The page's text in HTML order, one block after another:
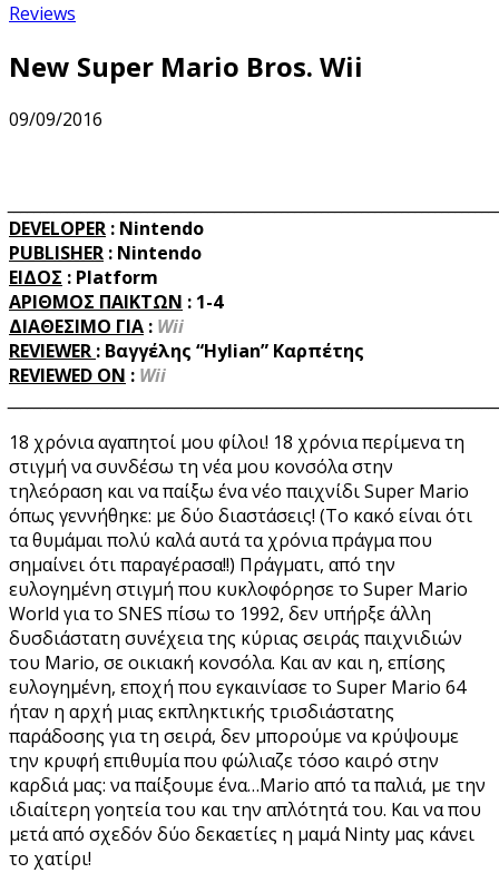
Reviews
New Super Mario Bros. Wii
09/09/2016
DEVELOPER : Nintendo
PUBLISHER : Nintendo
ΕΙΔΟΣ : Platform
ΑΡΙΘΜΟΣ ΠΑΙΚΤΩΝ : 1-4
ΔΙΑΘΕΣΙΜΟ ΓΙΑ : Wii
REVIEWER : Βαγγέλης “Hylian” Καρπέτης
REVIEWED ON : Wii
18 χρόνια αγαπητοί μου φίλοι! 18 χρόνια περίμενα τη
στιγμή να συνδέσω τη νέα μου κονσόλα στην
τηλεόραση και να παίξω ένα νέο παιχνίδι Super Mario
όπως γεννήθηκε: με δύο διαστάσεις! (Το κακό είναι ότι
τα θυμάμαι πολύ καλά αυτά τα χρόνια πράγμα που
σημαίνει ότι παραγέρασα!!) Πράγματι, από την
ευλογημένη στιγμή που κυκλοφόρησε το Super Mario
World για το SNES πίσω το 1992, δεν υπήρξε άλλη
δυσδιάστατη συνέχεια της κύριας σειράς παιχνιδιών
του Mario, σε οικιακή κονσόλα. Και αν και η, επίσης
ευλογημένη, εποχή που εγκαινίασε το Super Mario 64
ήταν η αρχή μιας εκπληκτικής τρισδιάστατης
παράδοσης για τη σειρά, δεν μπορούμε να κρύψουμε
την κρυφή επιθυμία που φώλιαζε τόσο καιρό στην
καρδιά μας: να παίξουμε ένα…Mario από τα παλιά, με την
ιδιαίτερη γοητεία του και την απλότητά του. Και να που
μετά από σχεδόν δύο δεκαετίες η μαμά Ninty μας κάνει
το χατίρι!